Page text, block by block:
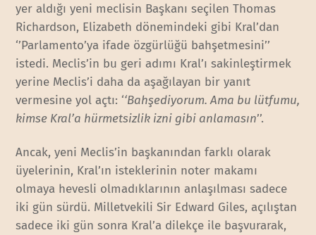
yer aldığı yeni meclisin Başkanı seçilen Thomas
Richardson, Elizabeth dönemindeki gibi Kral’dan
‘’Parlamento’ya ifade özgürlüğü bahşetmesini’’
istedi. Meclis’in bu geri adımı Kral’ı sakinleştirmek
yerine Meclis’i daha da aşağılayan bir yanıt
vermesine yol açtı: ‘‘Bahşediyorum. Ama bu lütfumu,
kimse Kral’a hürmetsizlik izni gibi anlamasın’’.
Ancak, yeni Meclis’in başkanından farklı olarak
üyelerinin, Kral’ın isteklerinin noter makamı
olmaya hevesli olmadıklarının anlaşılması sadece
iki gün sürdü. Milletvekili Sir Edward Giles, açılıştan
sadece iki gün sonra Kral’a dilekçe ile başvurarak,